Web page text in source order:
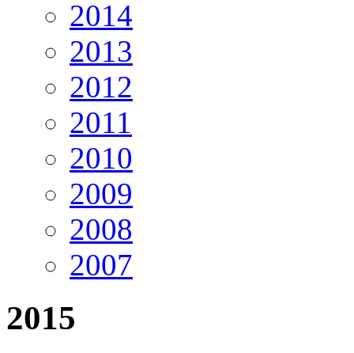
2014
2013
2012
2011
2010
2009
2008
2007
2015